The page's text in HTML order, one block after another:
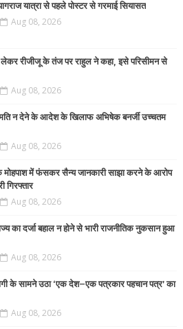
यात्रा से पहले पोस्टर से गरमाई सियासत
Aug 08, 2026
लेकर रीजीजू के तंज पर राहुल ने कहा, इसे परिसीमन से
Aug 08, 2026
न देने के आदेश के खिलाफ अभिषेक बनर्जी उच्चतम
Aug 08, 2026
मोहपाश में फंसकर सैन्य जानकारी साझा करने के आरोप
गिरफ्तार
Aug 08, 2026
का दर्जा बहाल न होने से भारी राजनीतिक नुकसान हुआ
Aug 08, 2026
के सामने उठा ‘एक देश–एक पत्रकार पहचान पत्र’ का
Aug 08, 2026